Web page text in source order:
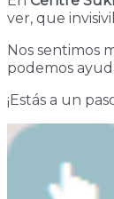
ver, que
Nos sentimos
podemos
¡Estás a un